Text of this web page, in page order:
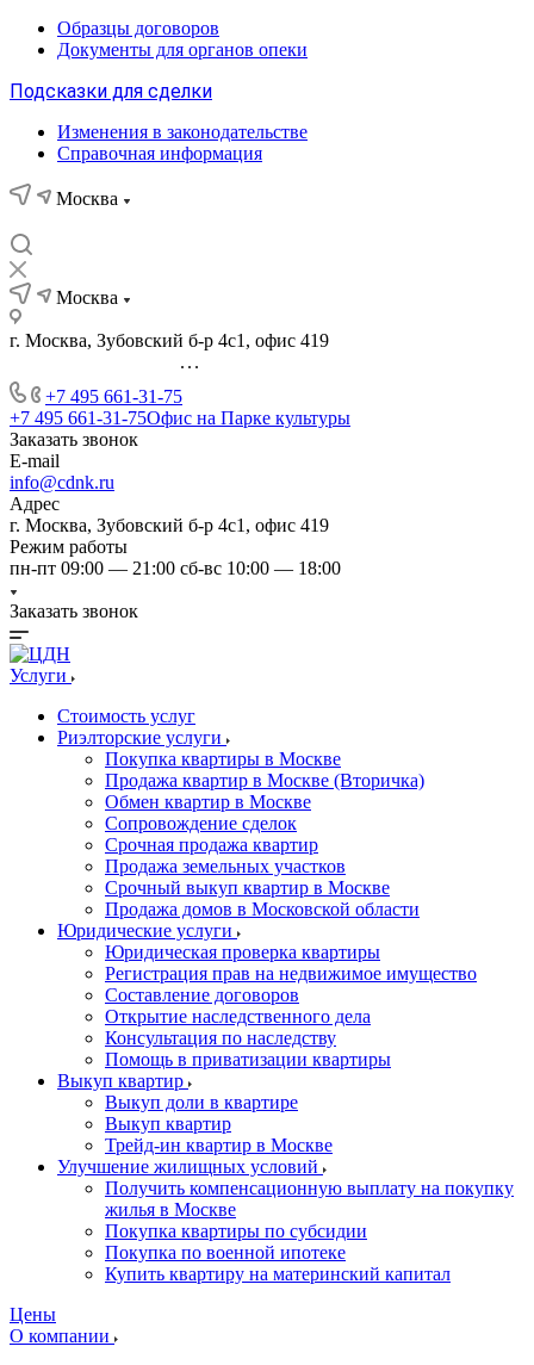
Образцы договоров
Документы для органов опеки
Подсказки для сделки
Изменения в законодательстве
Справочная информация
Москва
Москва
г. Москва, Зубовский б-р 4с1, офис 419
...
+7 495 661-31-75
+7 495 661-31-75Офис на Парке культуры
Заказать звонок
E-mail
info@cdnk.ru
Адрес
г. Москва, Зубовский б-р 4с1, офис 419
Режим работы
пн-пт 09:00 — 21:00 сб-вс 10:00 — 18:00
Заказать звонок
Услуги
Стоимость услуг
Риэлторские услуги
Покупка квартиры в Москве
Продажа квартир в Москве (Вторичка)
Обмен квартир в Москве
Сопровождение сделок
Срочная продажа квартир
Продажа земельных участков
Срочный выкуп квартир в Москве
Продажа домов в Московской области
Юридические услуги
Юридическая проверка квартиры
Регистрация прав на недвижимое имущество
Составление договоров
Открытие наследственного дела
Консультация по наследству
Помощь в приватизации квартиры
Выкуп квартир
Выкуп доли в квартире
Выкуп квартир
Трейд-ин квартир в Москве
Улучшение жилищных условий
Получить компенсационную выплату на покупку
жилья в Москве
Покупка квартиры по субсидии
Покупка по военной ипотеке
Купить квартиру на материнский капитал
Цены
О компании